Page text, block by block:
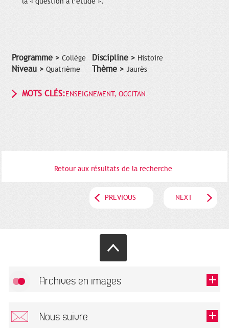
Programme > Collège
Niveau > Quatrième
Discipline > Histoire
Thème > Jaurès
MOTS CLÉS:ENSEIGNEMENT, OCCITAN
Retour aux résultats de la recherche
PREVIOUS NEXT
Archives en images
Nous suivre